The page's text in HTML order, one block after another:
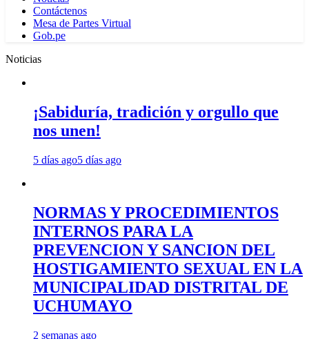
Contáctenos
Mesa de Partes Virtual
Gob.pe
Noticias
¡Sabiduría, tradición y orgullo que
nos unen!
5 días ago5 días ago
NORMAS Y PROCEDIMIENTOS
INTERNOS PARA LA
PREVENCION Y SANCION DEL
HOSTIGAMIENTO SEXUAL EN LA
MUNICIPALIDAD DISTRITAL DE
UCHUMAYO
2 semanas ago